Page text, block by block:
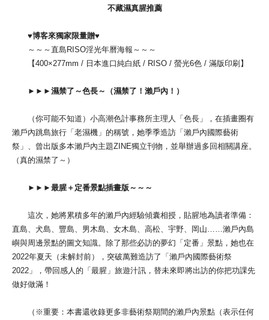
不藏濕真腥推薦
♥博客來獨家限量贈♥
～～～直島RISO淫光年曆海報～～～
【400×277mm / 日本進口純白紙 / RISO / 螢光6色 / 滿版印刷】
►►►濕禁了～色長～（濕禁了！瀨戶內！）
（你可能不知道）小高潮色計事務所主理人「色長」，在插畫圈有
瀨戶內跳島旅行「老濕機」的稱號，她季季造訪「瀨戶內國際藝術
祭」、曾出版多本瀨戶內主題ZINE獨立刊物，並舉辦過多回相關講座。
（真的濕禁了～）
►►►最腥＋定番景點插畫版～～～
這次，她將累積多年的瀨戶內經驗傾囊相授，貼腥地為讀者準備：
直島、犬島、豐島、男木島、女木島、高松、宇野、岡山……瀨戶內島
嶼與周邊景點的圖文知識。除了那些必訪的夢幻「定番」景點，她也在
2022年夏天（未解封前），突破萬難造訪了「瀨戶內國際藝術祭
2022」，帶回感人的「最腥」旅遊汁訊，替未來即將出訪的你把功課先
做好做滿！
（※重要：本書還收錄更多非藝術祭期間的瀨戶內景點（表示任何